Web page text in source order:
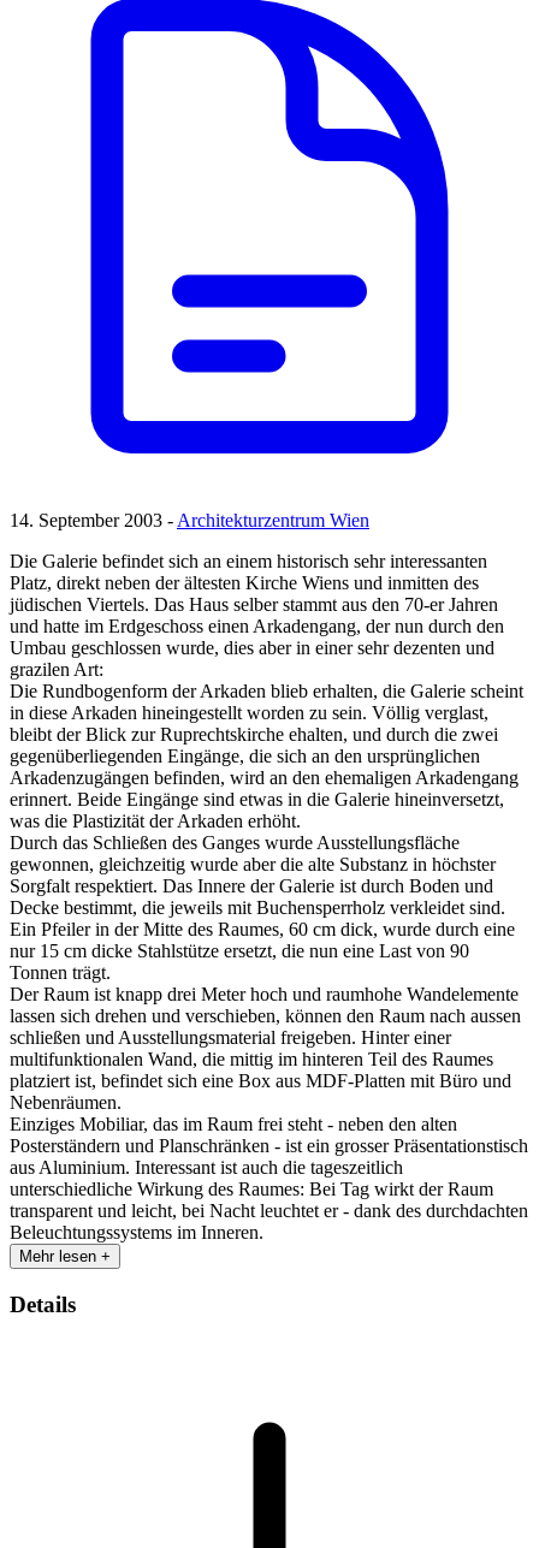
14. September 2003 -Architekturzentrum Wien
Die Galerie befindet sich an einem historisch sehr interessanten
Platz, direkt neben der ältesten Kirche Wiens und inmitten des
jüdischen Viertels. Das Haus selber stammt aus den 70-er Jahren
und hatte im Erdgeschoss einen Arkadengang, der nun durch den
Umbau geschlossen wurde, dies aber in einer sehr dezenten und
grazilen Art:
Die Rundbogenform der Arkaden blieb erhalten, die Galerie scheint
in diese Arkaden hineingestellt worden zu sein. Völlig verglast,
bleibt der Blick zur Ruprechtskirche ehalten, und durch die zwei
gegenüberliegenden Eingänge, die sich an den ursprünglichen
Arkadenzugängen befinden, wird an den ehemaligen Arkadengang
erinnert. Beide Eingänge sind etwas in die Galerie hineinversetzt,
was die Plastizität der Arkaden erhöht.
Durch das Schließen des Ganges wurde Ausstellungsfläche
gewonnen, gleichzeitig wurde aber die alte Substanz in höchster
Sorgfalt respektiert. Das Innere der Galerie ist durch Boden und
Decke bestimmt, die jeweils mit Buchensperrholz verkleidet sind.
Ein Pfeiler in der Mitte des Raumes, 60 cm dick, wurde durch eine
nur 15 cm dicke Stahlstütze ersetzt, die nun eine Last von 90
Tonnen trägt.
Der Raum ist knapp drei Meter hoch und raumhohe Wandelemente
lassen sich drehen und verschieben, können den Raum nach aussen
schließen und Ausstellungsmaterial freigeben. Hinter einer
multifunktionalen Wand, die mittig im hinteren Teil des Raumes
platziert ist, befindet sich eine Box aus MDF-Platten mit Büro und
Nebenräumen.
Einziges Mobiliar, das im Raum frei steht - neben den alten
Posterständern und Planschränken - ist ein grosser Präsentationstisch
aus Aluminium. Interessant ist auch die tageszeitlich
unterschiedliche Wirkung des Raumes: Bei Tag wirkt der Raum
transparent und leicht, bei Nacht leuchtet er - dank des durchdachten
Beleuchtungssystems im Inneren.
Mehr lesen +
Details